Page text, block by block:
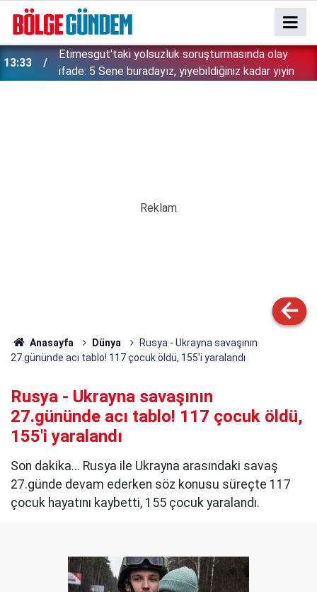
13:33
Etimesgut'taki yolsuzluk soruşturmasında olay
ifade: 5 Sene buradayız, yiyebildiğiniz kadar yiyin
Anasayfa Dünya
Rusya - Ukrayna savaşının
27.gününde acı tablo! 117 çocuk öldü, 155'i yaralandı
Rusya - Ukrayna savaşının
27.gününde acı tablo! 117 çocuk öldü,
155'i yaralandı
Son dakika... Rusya ile Ukrayna arasındaki savaş
27.günde devam ederken söz konusu süreçte 117
çocuk hayatını kaybetti, 155 çocuk yaralandı.